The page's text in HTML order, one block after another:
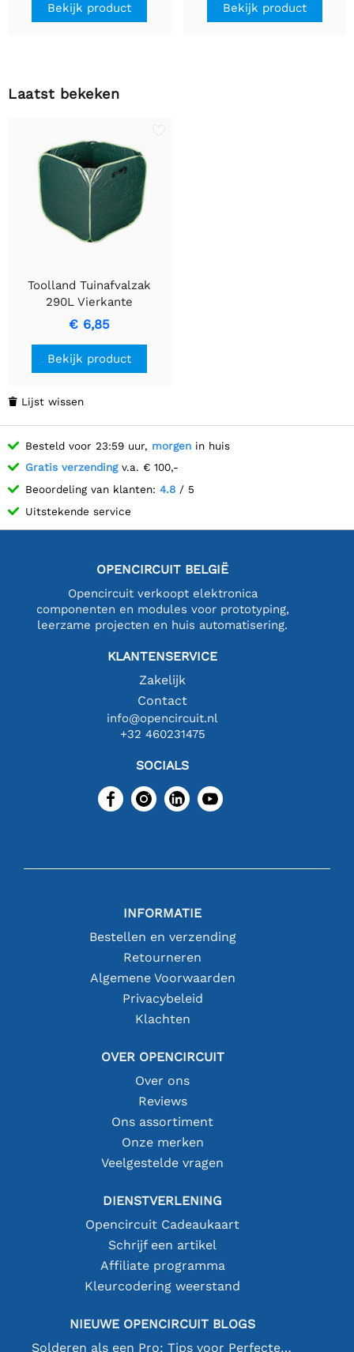
Bekijk product Bekijk product
Laatst bekeken
Toolland Tuinafvalzak
290L Vierkante
Tuinafvalzak
€ 6,85
Bekijk product
 Lijst wissen
Besteld voor 23:59 uur, morgen in huis
Gratis verzendingv.a. € 100,-
Beoordeling van klanten: 4.8 / 5
Uitstekende service
OPENCIRCUIT BELGIË
Opencircuit verkoopt elektronica
componenten en modules voor prototyping,
leerzame projecten en huis automatisering.
KLANTENSERVICE
Zakelijk
Contact
info@opencircuit.nl
+32 460231475
SOCIALS
INFORMATIE
Bestellen en verzending
Retourneren
Algemene Voorwaarden
Privacybeleid
Klachten
OVER OPENCIRCUIT
Over ons
Reviews
Ons assortiment
Onze merken
Veelgestelde vragen
DIENSTVERLENING
Opencircuit Cadeaukaart
Schrijf een artikel
Affiliate programma
Kleurcodering weerstand
NIEUWE OPENCIRCUIT BLOGS
Solderen als een Pro: Tips voor Perfecte Elektronische Verbindingen